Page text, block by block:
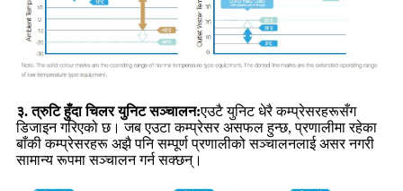
३. त्रुटि हुँदा चिलर युनिट सञ्चालन:एउटै युनिट धेरै कम्प्रेसरहरूसँग
डिजाइन गरिएको छ। जब एउटा कम्प्रेसर असफल हुन्छ, प्रणालीमा रहेका
बाँकी कम्प्रेसरहरू अझै पनि सम्पूर्ण प्रणालीको सञ्चालनलाई असर नगरी
सामान्य रूपमा सञ्चालन गर्न सक्छन्।